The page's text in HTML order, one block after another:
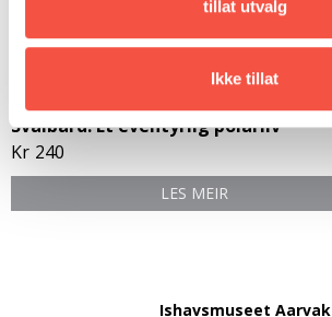
tillat utvalg
Ikke tillat
Svalbard. Et eventyrlig polarliv
Kr 240
LES MEIR
Ishavsmuseet Aarvak